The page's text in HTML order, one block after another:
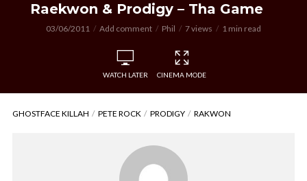
Raekwon & Prodigy – Tha Game
03/06/2011 Add comment Phil 7 views 1 min read
WATCH LATER CINEMA MODE
GHOSTFACE KILLAH PETE ROCK PRODIGY RAKWON